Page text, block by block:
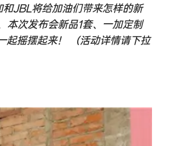
JBL将给加油们带来怎样的新
本次发布会新品1套、一加定制
起摇摆起来！ （活动详情请下拉